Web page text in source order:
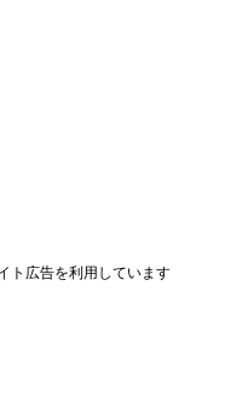
ト広告を利用しています